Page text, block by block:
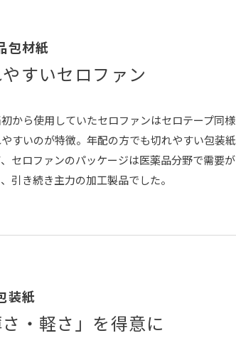
包材紙
すいセロファン
から使用していたセロファンはセロテープ同様
すいのが特徴。年配の方でも切れやすい包装紙
、セロファンのパッケージは医薬品分野で需要が
引き続き主力の加工製品でした。
装紙
さ・軽さ」を得意に